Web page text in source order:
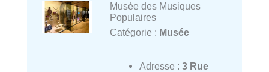
Musée des Musiques
Populaires
Catégorie : Musée
Adresse : 3 Rue